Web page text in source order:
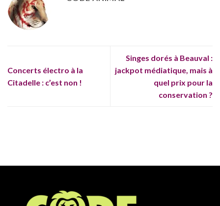
Concerts électro à la
Citadelle : c’est non !
Singes dorés à Beauval :
jackpot médiatique, mais à
quel prix pour la
conservation ?